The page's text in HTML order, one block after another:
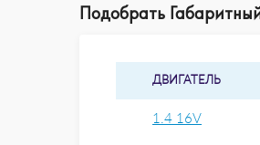
Подобрать
ДВИГАТЕЛЬ
1.4 16V